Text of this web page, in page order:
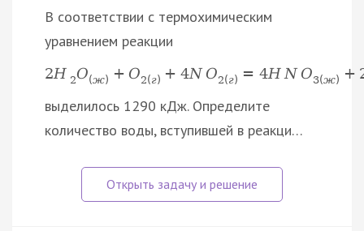
В соответствии с термохимическим
уравнением реакции
2H 2O(ж) + O2(г) + 4N O2(г) = 4H N O3(ж) +
выделилось 1290 кДж. Определите
количество воды, вступившей в реакци…